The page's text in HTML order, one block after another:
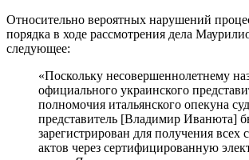
Относительно вероятных нарушений
порядка в ходе рассмотрения дела
следующее:
«Поскольку несовершеннолетнему
официального украинского
полномочия итальянского опекуна
представитель [Владимир Иванюта]
зарегистрирован для получения всех
актов через сертифицированную